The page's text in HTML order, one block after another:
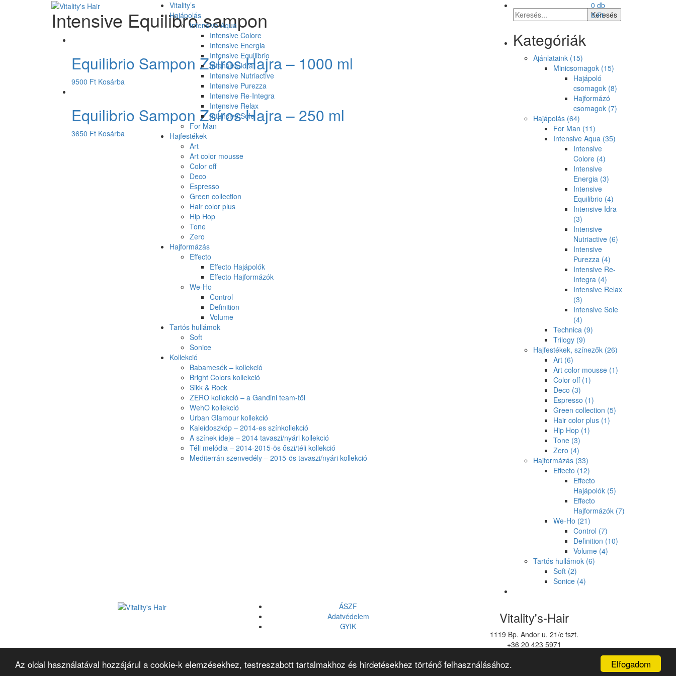
Elfogadom
Az oldal használatával hozzájárul a cookie-k elemzésekhez, testreszabott tartalmakhoz és hirdetésekhez történő felhasználásához.
Vitality’s
Hajápolás
Intensive Aqua
Intensive Colore
Intensive Energia
Intensive Equilibrio
Intensive Idra
Intensive Nutriactive
Intensive Purezza
Intensive Re-Integra
Intensive Relax
Intensive Sole
For Man
Hajfestékek
Art
Art color mousse
Color off
Deco
Espresso
Green collection
Hair color plus
Hip Hop
Tone
Zero
Hajformázás
Effecto
Effecto Hajápolók
Effecto Hajformázók
We-Ho
Control
Definition
Volume
Tartós hullámok
Soft
Sonice
Kollekció
Babamesék – kollekció
Bright Colors kollekció
Sikk & Rock
ZERO kollekció – a Gandini team-től
WehO kollekció
Urban Glamour kollekció
Kaleidoszkóp – 2014-es színkollekció
A színek ideje – 2014 tavaszi/nyári kollekció
Téli melódia – 2014-2015-ös őszi/téli kollekció
Mediterrán szenvedély – 2015-ös tavaszi/nyári kollekció
0 db
0Ft
Intensive Equilibro sampon
Equilibrio Sampon Zsíros Hajra – 1000 ml
9500 Ft Kosárba
Equilibrio Sampon Zsíros Hajra – 250 ml
3650 Ft Kosárba
Kategóriák
Ajánlataink (15)
Minicsomagok (15)
Hajápoló
csomagok (8)
Hajformázó
csomagok (7)
Hajápolás (64)
For Man (11)
Intensive Aqua (35)
Intensive
Colore (4)
Intensive
Energia (3)
Intensive
Equilibrio (4)
Intensive Idra
(3)
Intensive
Nutriactive (6)
Intensive
Purezza (4)
Intensive Re-
Integra (4)
Intensive Relax
(3)
Intensive Sole
(4)
Technica (9)
Trilogy (9)
Hajfestékek, színezők (26)
Art (6)
Art color mousse (1)
Color off (1)
Deco (3)
Espresso (1)
Green collection (5)
Hair color plus (1)
Hip Hop (1)
Tone (3)
Zero (4)
Hajformázás (33)
Effecto (12)
Effecto
Hajápolók (5)
Effecto
Hajformázók (7)
We-Ho (21)
Control (7)
Definition (10)
Volume (4)
Tartós hullámok (6)
Soft (2)
Sonice (4)
ÁSZF
Adatvédelem
GYIK
Vitality's-Hair
1119 Bp. Andor u. 21/c fszt.
+36 20 423 5971
© 2026Vitality's HairMinden jog fenntartva!